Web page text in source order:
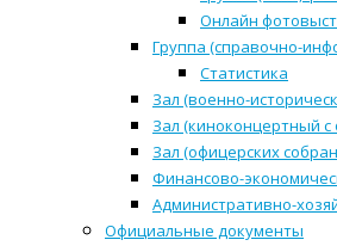
Онлайн
Группа (справочно-
Статистика
Зал (военно-
Зал (киноконцертный с
Зал (офицерских
Финансово-
Административно-
Официальные документы